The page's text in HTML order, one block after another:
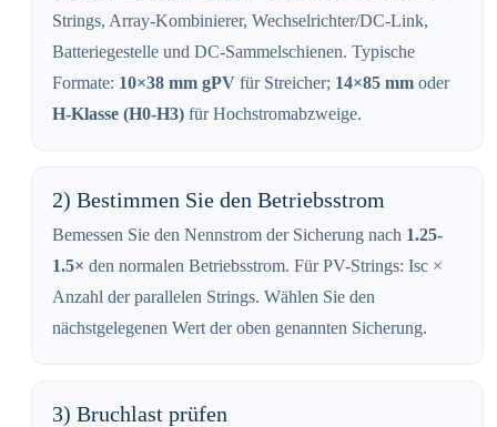
Strings, Array-Kombinierer, Wechselrichter/DC-Link,
Batteriegestelle und DC-Sammelschienen. Typische
Formate: 10×38 mm gPV für Streicher; 14×85 mm oder
H-Klasse (H0-H3) für Hochstromabzweige.
2) Bestimmen Sie den Betriebsstrom
Bemessen Sie den Nennstrom der Sicherung nach 1.25-
1.5× den normalen Betriebsstrom. Für PV-Strings: Isc ×
Anzahl der parallelen Strings. Wählen Sie den
nächstgelegenen Wert der oben genannten Sicherung.
3) Bruchlast prüfen